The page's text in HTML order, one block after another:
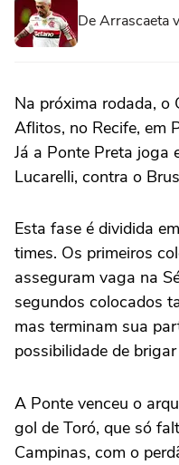
De Arrascaeta
Na próxima rodada, o
Aflitos, no Recife, em
Já a Ponte Preta joga
Lucarelli, contra o
Esta fase é dividida
times. Os primeiros
asseguram vaga na
segundos colocados
mas terminam sua
possibilidade de
A Ponte venceu o
gol de Toró, que só
Campinas, com o